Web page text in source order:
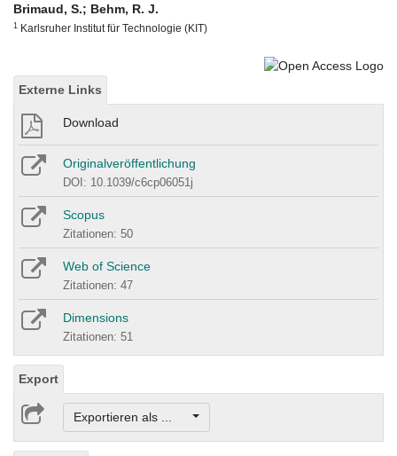
Brimaud, S.; Behm, R. J.
1 Karlsruher Institut für Technologie (KIT)
Externe Links
Download
Originalveröffentlichung
DOI: 10.1039/c6cp06051j
Scopus
Zitationen: 50
Web of Science
Zitationen: 47
Dimensions
Zitationen: 51
Export
Exportieren als ...